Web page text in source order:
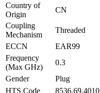
Country of
Origin
CN
Coupling
Mechanism
Threaded
ECCN
EAR99
Frequency
(Max GHz)
0.3
Gender
Plug
HTS Code
8536.69.4010